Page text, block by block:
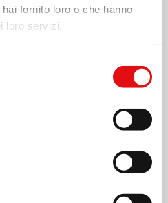
fornito loro o che hanno
loro servizi.